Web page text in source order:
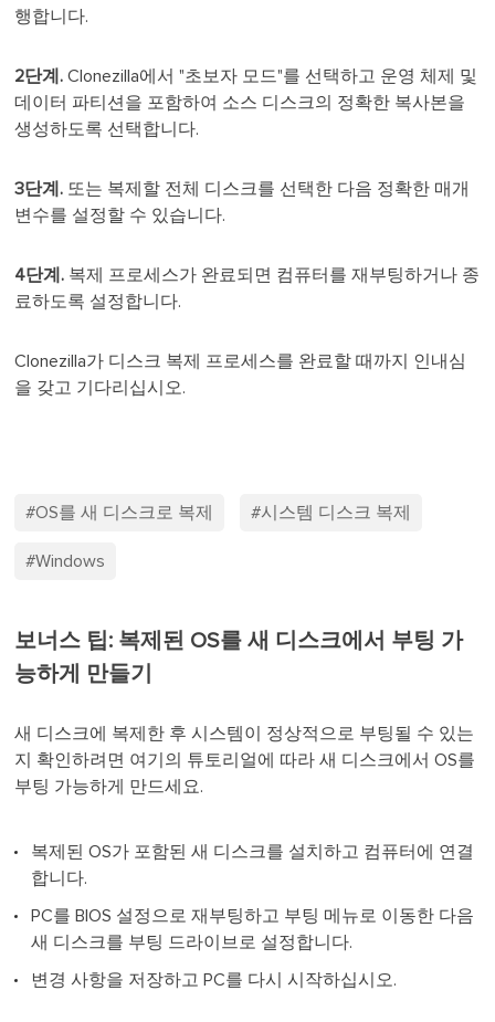
행합니다.
2단계. Clonezilla에서 "초보자 모드"를 선택하고 운영 체제 및
데이터 파티션을 포함하여 소스 디스크의 정확한 복사본을
생성하도록 선택합니다.
3단계. 또는 복제할 전체 디스크를 선택한 다음 정확한 매개
변수를 설정할 수 있습니다.
4단계. 복제 프로세스가 완료되면 컴퓨터를 재부팅하거나 종
료하도록 설정합니다.
Clonezilla가 디스크 복제 프로세스를 완료할 때까지 인내심
을 갖고 기다리십시오.
#OS를 새 디스크로 복제 #시스템 디스크 복제
#Windows
보너스 팁: 복제된 OS를 새 디스크에서 부팅 가
능하게 만들기
새 디스크에 복제한 후 시스템이 정상적으로 부팅될 수 있는
지 확인하려면 여기의 튜토리얼에 따라 새 디스크에서 OS를
부팅 가능하게 만드세요.
복제된 OS가 포함된 새 디스크를 설치하고 컴퓨터에 연결
합니다.
PC를 BIOS 설정으로 재부팅하고 부팅 메뉴로 이동한 다음
새 디스크를 부팅 드라이브로 설정합니다.
변경 사항을 저장하고 PC를 다시 시작하십시오.